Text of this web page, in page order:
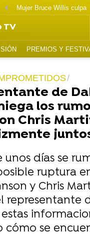
Mujer Bruce Willis culpa
TV
PREMIOS Y
de
los
Chris
unos días se
ruptura
y Chris
representante
cómo se